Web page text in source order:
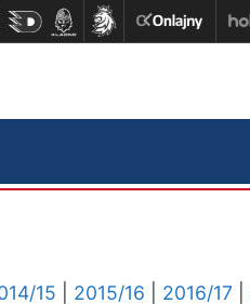
15 2015/16 2016/17